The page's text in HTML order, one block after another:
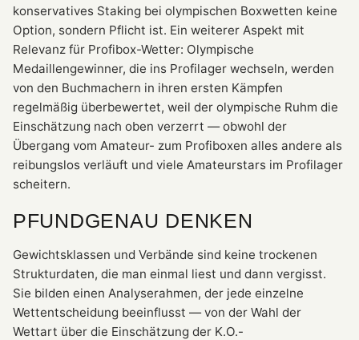
konservatives Staking bei olympischen Boxwetten keine
Option, sondern Pflicht ist. Ein weiterer Aspekt mit
Relevanz für Profibox-Wetter: Olympische
Medaillengewinner, die ins Profilager wechseln, werden
von den Buchmachern in ihren ersten Kämpfen
regelmäßig überbewertet, weil der olympische Ruhm die
Einschätzung nach oben verzerrt — obwohl der
Übergang vom Amateur- zum Profiboxen alles andere als
reibungslos verläuft und viele Amateurstars im Profilager
scheitern.
PFUNDGENAU DENKEN
Gewichtsklassen und Verbände sind keine trockenen
Strukturdaten, die man einmal liest und dann vergisst.
Sie bilden einen Analyserahmen, der jede einzelne
Wettentscheidung beeinflusst — von der Wahl der
Wettart über die Einschätzung der K.O.-